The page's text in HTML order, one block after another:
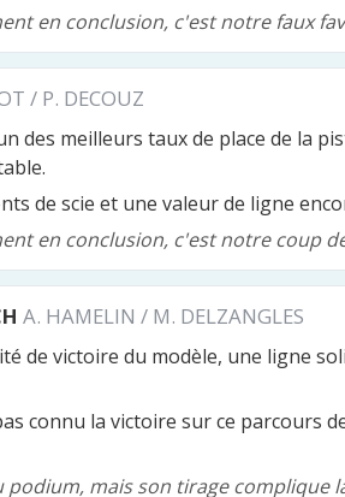
en conclusion, c'est notre faux
/ P. DECOUZ
des meilleurs taux de place de la
de scie et une valeur de ligne
en conclusion, c'est notre coup
A. HAMELIN / M. DELZANGLES
de victoire du modèle, une ligne
connu la victoire sur ce parcours
podium, mais son tirage complique